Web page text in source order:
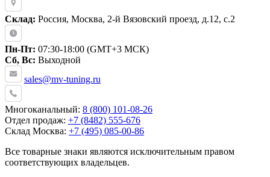
Склад: Россия, Москва, 2-й Вязовский проезд, д.12, с.2
Пн-Пт: 07:30-18:00 (GMT+3 МСК)
Сб, Вс: Выходной
sales@mv-tuning.ru
Многоканальный: 8 (800) 101-08-26
Отдел продаж: +7 (8482) 555-676
Склад Москва: +7 (495) 085-00-86
Все товарные знаки являются исключительным правом
соответствующих владельцев.